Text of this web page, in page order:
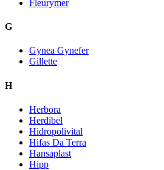
Fleurymer
G
Gynea Gynefer
Gillette
H
Herbora
Herdibel
Hidropolivital
Hifas Da Terra
Hansaplast
Hipp